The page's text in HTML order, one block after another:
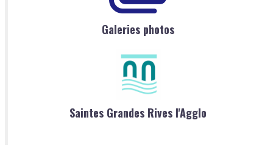
Galeries photos
Saintes Grandes Rives l'Agglo